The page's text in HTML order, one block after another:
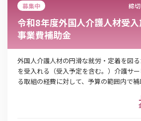
電話番号
「PDF資料ダウンロード」ボタ
募集中 締切
令和8年度外国人介護人材受
事業費補助金
外国人介護人材の円滑な就労・定着を図
を受入れる（受入予定を含む。）介護サ
る取組の経費に対して、予算の範囲内で補